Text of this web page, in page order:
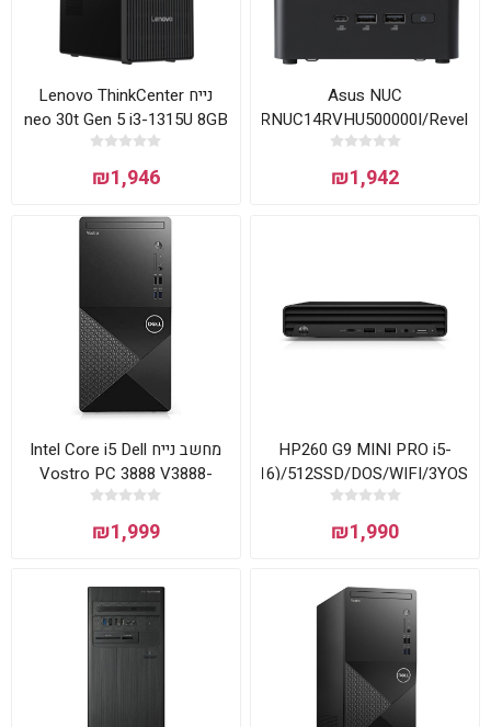
Asus NUC
RNUC14RVHU500000I/Revel
Canyon Tall U5-125H L6
₪1,942
נייח Lenovo ThinkCenter
neo 30t Gen 5 i3-1315U 8GB
256NVME DOS
₪1,946
HP260 G9 MINI PRO i5-
1334U/16GB(1X16)/512SSD/DOS/WIFI/3YOS
₪1,990
מחשב נייח Intel Core i5 Dell
Vostro PC 3888 V3888-
5250 דל
₪1,999